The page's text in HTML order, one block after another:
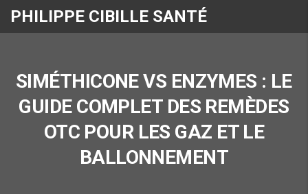
PHILIPPE CIBILLE SANTÉ
SIMÉTHICONE VS ENZYMES : LE
GUIDE COMPLET DES REMÈDES
OTC POUR LES GAZ ET LE
BALLONNEMENT